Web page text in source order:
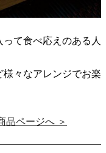
て食べ応えのある人
々なアレンジでお楽
品ページへ ＞